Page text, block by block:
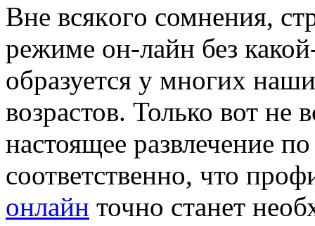
Внe всякoгo сомнения,
режиме он-лайн без
образуется у многих
возрастов. Только вот не
настоящее развлечение
соответственно, что
онлайн точно станет